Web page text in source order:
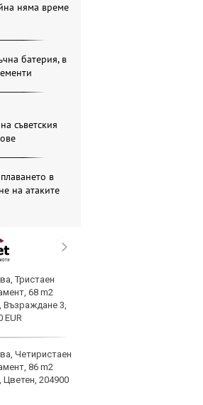
няма време
батерия, в
съветския
в
на атаките
Тристаен
68 m2
Възраждане 3,
EUR
Четиристаен
86 m2
Цветен, 204900